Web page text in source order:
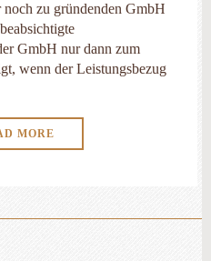
zu gründenden GmbH
GmbH nur dann zum
wenn der Leistungsbezug
MORE